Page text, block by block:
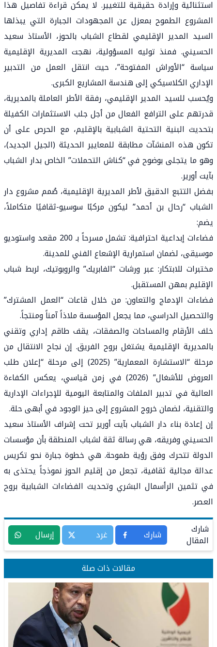
استثنائية وإرادة حقيقية للتغيير. لا يمكن قراءة تفاصيل هذا
المشروع الطموح بمعزل عن المجهودات الجبارة التي يبذلها
السيد المدير الإقليمي لقطاع الشباب بالحوز، الأستاذ سعيد
الحسيني. فمنذ توليه المسؤولية، نهجت المديرية الإقليمية
سياسة “الأوراش المفتوحة”، حيث انتقل العمل من التدبير
الإداري الكلاسيكي إلى هندسة المشاريع الكبرى.
ويُحسب للسيد المدير الإقليمي، رفقة الأطر العاملة بالمديرية،
قدرتهم على الترافع الفعال من أجل جلب الاستثمارات الكفيلة
بتحديث البنية التحتية الشبابية بالإقليم، مع الحرص على أن
تكون هذه المنشآت مطابقة للمعايير الحديثة (الجيل الجديد)،
وهو ما يتجلى بوضوح في “كناش التحملات” الخاص بدار الشباب
بآيت أورير.
بفضل التتبع الدقيق لأطر المديرية الإقليمية، صُمم مشروع دار
الشباب “رحال بن أحمد” ليكون مركبًا سوسيو-ثقافيًا متكاملاً،
يضم:
فضاءات إبداعية احترافية: تشمل مسرحاً بـ 200 مقعد واستوديو
موسيقى، لضمان استمرارية الإشعاع الفني للمدينة.
مختبرات للابتكار: عبر ورشات “الفابريك” والروبوتيك، لربط شباب
الإقليم بمهن المستقبل.
فضاءات الإدماج والتعاون: من خلال قاعات “العمل المشترك”
والتحصيل الدراسي، مما يجعل المؤسسة ملاذاً آمناً ومنتجاً.
خلف الأرقام والمساحات والصفقات، يقف طاقم إداري وتقني
بالمديرية الإقليمية يشتغل بروح الفريق. إن نجاح الانتقال من
مرحلة “الاستشارة المعمارية” (2025) إلى مرحلة “إعلان طلب
العروض للأشغال” (2026) في زمن قياسي، يعكس الكفاءة
العالية في تدبير الملفات والمتابعة اليومية للإجراءات الإدارية
والتقنية، لضمان خروج المشروع إلى حيز الوجود في أبهى حلة.
إن إعادة بناء دار الشباب بآيت أورير تحت إشراف الأستاذ سعيد
الحسيني وفريقه، هي رسالة ثقة لشباب المنطقة بأن مؤسسات
الدولة تتحرك وفق رؤية طموحة. هي خطوة جبارة نحو تكريس
عدالة مجالية ثقافية، تجعل من إقليم الحوز نموذجاً يحتذى به
في تثمين الرأسمال البشري وتحديث الفضاءات الشبابية بروح
العصر.
شارك
المقال شارك غرد إرسال
مقالات ذات صلة